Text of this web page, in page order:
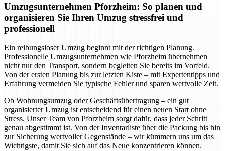
Umzugsunternehmen Pforzheim: So planen und
organisieren Sie Ihren Umzug stressfrei und
professionell
Ein reibungsloser Umzug beginnt mit der richtigen Planung.
Professionelle Umzugsunternehmen wie Pforzheim übernehmen
nicht nur den Transport, sondern begleiten Sie bereits im Vorfeld.
Von der ersten Planung bis zur letzten Kiste – mit Expertentipps und
Erfahrung vermeiden Sie typische Fehler und sparen wertvolle Zeit.
Ob Wohnungsumzug oder Geschäftsübertragung – ein gut
organisierter Umzug ist entscheidend für einen neuen Start ohne
Stress. Unser Team von Pforzheim sorgt dafür, dass jeder Schritt
genau abgestimmt ist. Von der Inventarliste über die Packung bis hin
zur Sicherung wertvoller Gegenstände – wir kümmern uns um das
Wichtigste, damit Sie sich auf das Neue konzentrieren können.